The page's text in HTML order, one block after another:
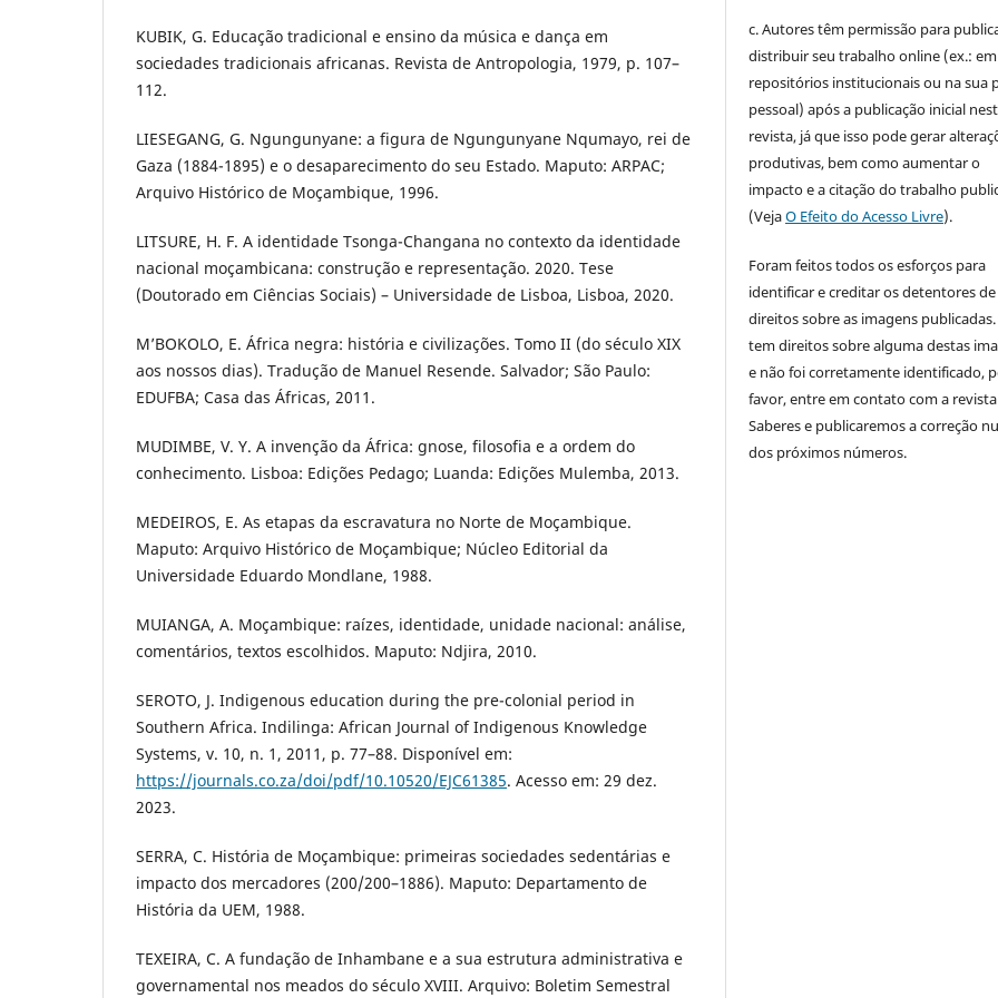
KUBIK, G. Educação tradicional e ensino da música e dança em
sociedades tradicionais africanas. Revista de Antropologia, 1979, p. 107–
112.
LIESEGANG, G. Ngungunyane: a figura de Ngungunyane Nqumayo, rei de
Gaza (1884-1895) e o desaparecimento do seu Estado. Maputo: ARPAC;
Arquivo Histórico de Moçambique, 1996.
LITSURE, H. F. A identidade Tsonga-Changana no contexto da identidade
nacional moçambicana: construção e representação. 2020. Tese
(Doutorado em Ciências Sociais) – Universidade de Lisboa, Lisboa, 2020.
M’BOKOLO, E. África negra: história e civilizações. Tomo II (do século XIX
aos nossos dias). Tradução de Manuel Resende. Salvador; São Paulo:
EDUFBA; Casa das Áfricas, 2011.
MUDIMBE, V. Y. A invenção da África: gnose, filosofia e a ordem do
conhecimento. Lisboa: Edições Pedago; Luanda: Edições Mulemba, 2013.
MEDEIROS, E. As etapas da escravatura no Norte de Moçambique.
Maputo: Arquivo Histórico de Moçambique; Núcleo Editorial da
Universidade Eduardo Mondlane, 1988.
MUIANGA, A. Moçambique: raízes, identidade, unidade nacional: análise,
comentários, textos escolhidos. Maputo: Ndjira, 2010.
SEROTO, J. Indigenous education during the pre-colonial period in
Southern Africa. Indilinga: African Journal of Indigenous Knowledge
Systems, v. 10, n. 1, 2011, p. 77–88. Disponível em:
https://journals.co.za/doi/pdf/10.10520/EJC61385. Acesso em: 29 dez.
2023.
SERRA, C. História de Moçambique: primeiras sociedades sedentárias e
impacto dos mercadores (200/200–1886). Maputo: Departamento de
História da UEM, 1988.
TEXEIRA, C. A fundação de Inhambane e a sua estrutura administrativa e
governamental nos meados do século XVIII. Arquivo: Boletim Semestral
c. Autores têm permissão para
distribuir seu trabalho online (ex.: em
repositórios institucionais ou na sua
pessoal) após a publicação inicial
revista, já que isso pode gerar
produtivas, bem como aumentar o
impacto e a citação do trabalho
(VejaO Efeito do Acesso Livre).
Foram feitos todos os esforços para
identificar e creditar os detentores de
direitos sobre as imagens publicadas.
tem direitos sobre alguma destas
e não foi corretamente identificado,
favor, entre em contato com a revista
Saberes e publicaremos a correção
dos próximos números.